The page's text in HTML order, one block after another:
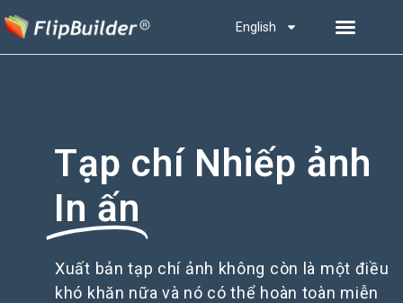
English
Tạp chí Nhiếp ảnh
In ấn
Xuất bản tạp chí ảnh không còn là một điều
khó khăn nữa và nó có thể hoàn toàn miễn